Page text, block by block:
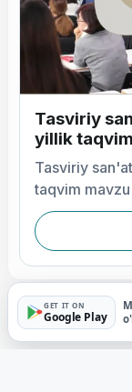
Tasviriy
yillik
Tasviriy
taqvim
GET IT ON
Google Play